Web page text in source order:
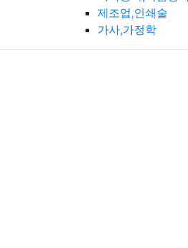
제조업,인쇄술
가사,가정학